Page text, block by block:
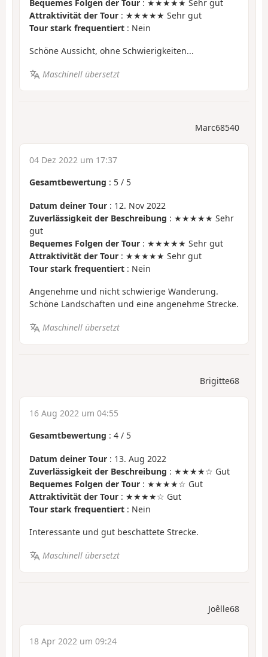
Bequemes Folgen der Tour : ★★★★★ Sehr gut
Attraktivität der Tour : ★★★★★ Sehr gut
Tour stark frequentiert : Nein
Schöne Aussicht, ohne Schwierigkeiten...
Maschinell übersetzt
Marc68540
04 Dez 2022 um 17:37
Gesamtbewertung : 5 / 5
Datum deiner Tour : 12. Nov 2022
Zuverlässigkeit der Beschreibung : ★★★★★ Sehr
gut
Bequemes Folgen der Tour : ★★★★★ Sehr gut
Attraktivität der Tour : ★★★★★ Sehr gut
Tour stark frequentiert : Nein
Angenehme und nicht schwierige Wanderung.
Schöne Landschaften und eine angenehme Strecke.
Maschinell übersetzt
Brigitte68
16 Aug 2022 um 04:55
Gesamtbewertung : 4 / 5
Datum deiner Tour : 13. Aug 2022
Zuverlässigkeit der Beschreibung : ★★★★☆ Gut
Bequemes Folgen der Tour : ★★★★☆ Gut
Attraktivität der Tour : ★★★★☆ Gut
Tour stark frequentiert : Nein
Interessante und gut beschattete Strecke.
Maschinell übersetzt
Joêlle68
18 Apr 2022 um 09:24